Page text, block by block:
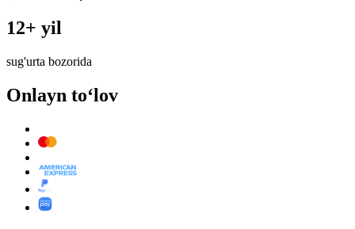
12+ yil
sug'urta bozorida
Onlayn to‘lov